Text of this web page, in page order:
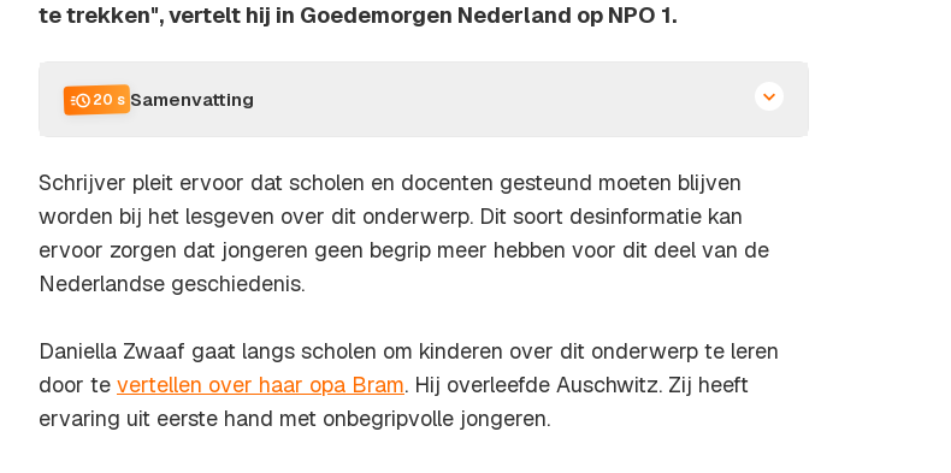
te trekken", vertelt hij in Goedemorgen Nederland op NPO 1.
20 s Samenvatting
Schrijver pleit ervoor dat scholen en docenten gesteund moeten blijven
worden bij het lesgeven over dit onderwerp. Dit soort desinformatie kan
ervoor zorgen dat jongeren geen begrip meer hebben voor dit deel van de
Nederlandse geschiedenis.
Daniella Zwaaf gaat langs scholen om kinderen over dit onderwerp te leren
door te vertellen over haar opa Bram. Hij overleefde Auschwitz. Zij heeft
ervaring uit eerste hand met onbegripvolle jongeren.